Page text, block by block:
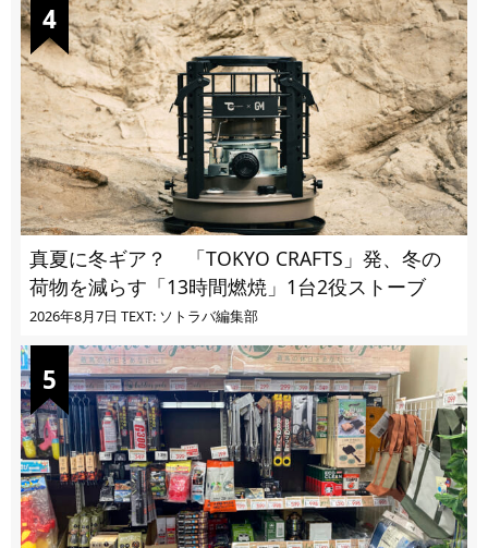
真夏に冬ギア？ 「TOKYO CRAFTS」発、冬の
荷物を減らす「13時間燃焼」1台2役ストーブ
2026年8月7日 TEXT: ソトラバ編集部